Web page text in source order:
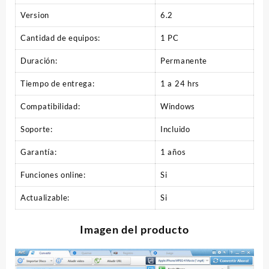
Version 6.2
Cantidad de equipos: 1 PC
Duración: Permanente
Tiempo de entrega: 1 a 24 hrs
Compatibilidad: Windows
Soporte: Incluido
Garantía: 1 años
Funciones online: Si
Actualizable: Si
Imagen del producto